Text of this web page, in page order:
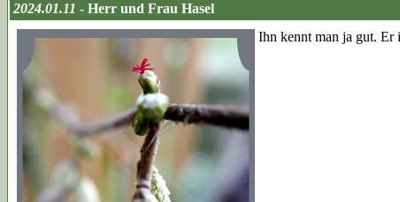
2024.01.11 - Herr und Frau Hasel
Ihn kennt man ja gut. Er